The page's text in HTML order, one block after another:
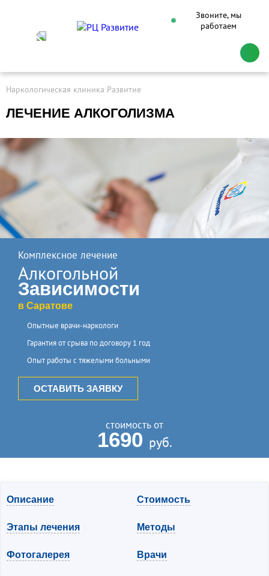
Звоните, мы
работаем
Наркологическая клиника Развитие
ЛЕЧЕНИЕ АЛКОГОЛИЗМА
Комплексное лечение
алкогольной
зависимости
в Саратове
Опытные врачи-наркологи
Гарантия от срыва по договору 1 год
Опыт работы с тяжелыми больными
ОСТАВИТЬ ЗАЯВКУ
стоимость от
1690 руб.
Описание Стоимость
Этапы лечения Методы
Фотогалерея Врачи